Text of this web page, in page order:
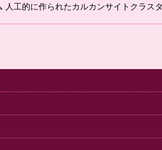
的に作られたカルカンサイトクラス